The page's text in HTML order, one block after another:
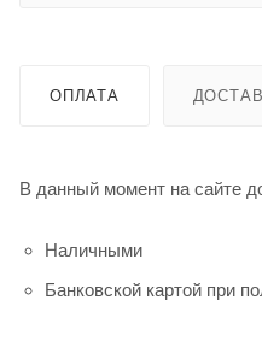
ОПЛАТА
В данный момент на сайте
Наличными
Банковской картой при